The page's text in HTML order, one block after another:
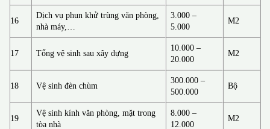
16
Dịch vụ phun khử trùng văn phòng,
nhà máy,…
3.000 –
5.000
M2
17 Tổng vệ sinh sau xây dựng
10.000 –
20.000
M2
18 Vệ sinh đèn chùm
300.000 –
500.000
Bộ
19
Vệ sinh kính văn phòng, mặt trong
tòa nhà
8.000 –
12.000
M2